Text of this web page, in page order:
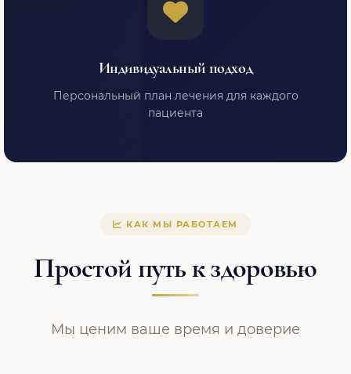
Индивидуальный подход
Персональный план лечения для каждого
пациента
КАК МЫ РАБОТАЕМ
Простой путь к здоровью
Мы ценим ваше время и доверие